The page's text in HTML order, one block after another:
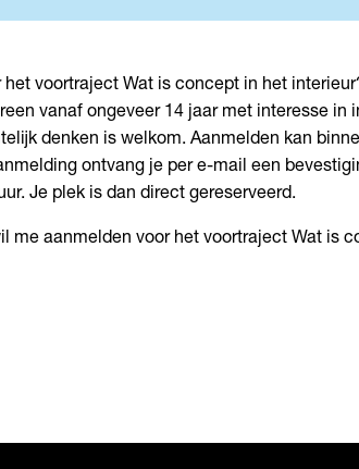
het voortraject Wat is concept in het
vanaf ongeveer 14 jaar met interesse in
denken is welkom. Aanmelden kan
ontvang je per e-mail een
Je plek is dan direct gereserveerd.
me aanmelden voor het voortraject Wat is